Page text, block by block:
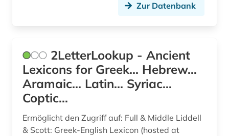
barock (1)
baskisch (1)
bayern (2)
Zypern (1)
Zur Datenbank
2LetterLookup - Ancient
Lexicons for Greek... Hebrew...
Aramaic... Latin... Syriac...
Coptic...
Ermöglicht den Zugriff auf: Full & Middle Liddell
& Scott: Greek-English Lexicon (hosted at